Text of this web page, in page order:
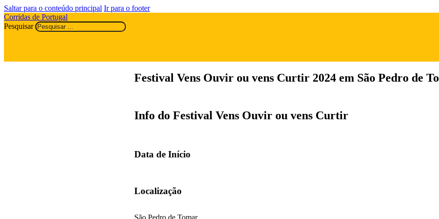
Saltar para o conteúdo principal Ir para o footer
Corridas de Portugal
Pesquisar
Festival Vens Ouvir ou vens Curtir 2024 em São Pedro de
Info do Festival Vens Ouvir ou vens Curtir
Data de Início
Localização